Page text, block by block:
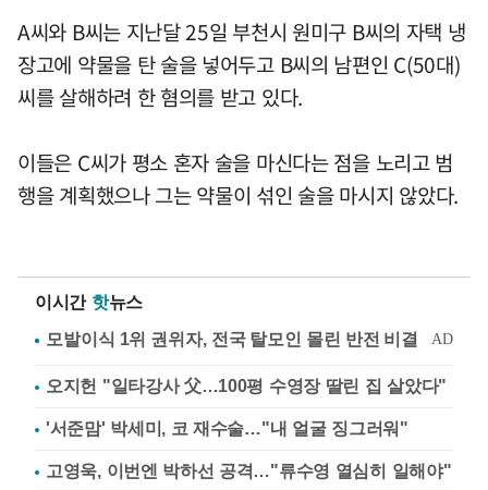
A씨와 B씨는 지난달 25일 부천시 원미구 B씨의 자택 냉
장고에 약물을 탄 술을 넣어두고 B씨의 남편인 C(50대)
씨를 살해하려 한 혐의를 받고 있다.
이들은 C씨가 평소 혼자 술을 마신다는 점을 노리고 범
행을 계획했으나 그는 약물이 섞인 술을 마시지 않았다.
이시간 핫뉴스
오지헌 "일타강사 父…100평 수영장 딸린 집 살았다"
'서준맘' 박세미, 코 재수술…"내 얼굴 징그러워"
고영욱, 이번엔 박하선 공격…"류수영 열심히 일해야"